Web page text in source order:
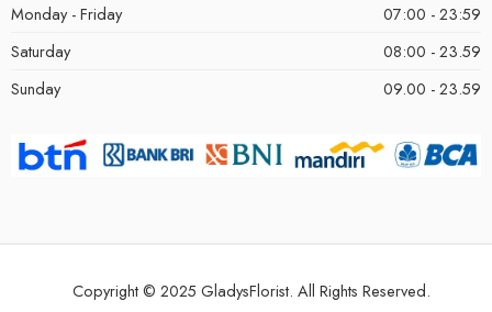
Monday - Friday
07:00 - 23:59
Saturday
08:00 - 23.59
Sunday
09.00 - 23.59
Copyright © 2025 GladysFlorist. All Rights Reserved.